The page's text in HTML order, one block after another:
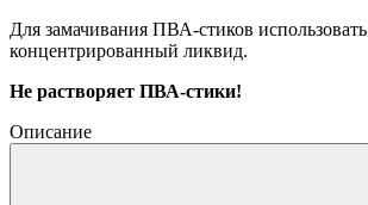
Для замачивания ПВА-стиков использовать
концентрированный ликвид.
Не растворяет ПВА-стики!
Описание